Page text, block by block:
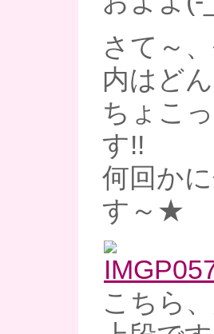
さて～
内はど
ちょこ
す!!
何回か
す～★
こちら